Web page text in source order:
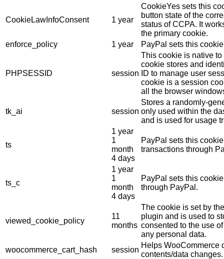
CookieLawInfoConsent 1 year
CookieYes sets this
button state of the
status of CCPA. It
the primary cookie.
enforce_policy
1 year PayPal sets this
PHPSESSID session
This cookie is native
cookie stores and
ID to manage user
cookie is a session
all the browser
tk_ai session
Stores a randomly-
only used within the
and is used for usage
ts
1 year
1
month
4 days
PayPal sets this
transactions through
ts_c
1 year
1
month
4 days
PayPal sets this
through PayPal.
viewed_cookie_policy
11
months
The cookie is set by
plugin and is used to
consented to the use
any personal data.
woocommerce_cart_hash
session
Helps WooCommerce
contents/data changes.